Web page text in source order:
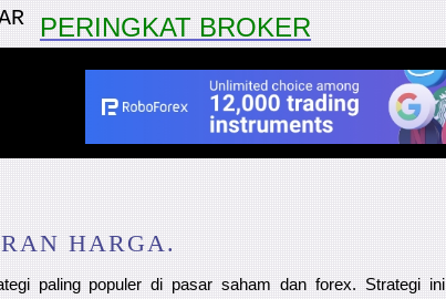
PERINGKAT BROKER
HARGA.
paling populer di pasar saham dan forex. Strategi ini